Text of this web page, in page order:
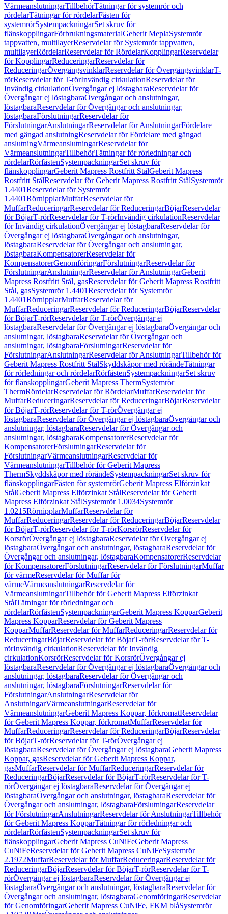
VärmeanslutningarTillbehörTätningar för systemrör och
rördelarTätningar för rördelarFästen för
systemrörSystempackningarSet skruv för
flänskopplingarFörbrukningsmaterialGeberit MeplaSystemrör
tappvatten, multilayerReservdelar för Systemrör tappvatten,
multilayerRördelarReservdelar för RördelarKopplingarReservdelar
för KopplingarReduceringarReservdelar för
ReduceringarÖvergångsvinklarReservdelar för ÖvergångsvinklarT-
rörReservdelar för T-rörInvändig cirkulationReservdelar för
Invändig cirkulationÖvergångar ej löstagbaraReservdelar för
Övergångar ej löstagbaraÖvergångar och anslutningar,
löstagbaraReservdelar för Övergångar och anslutningar,
löstagbaraFörslutningarReservdelar för
FörslutningarAnslutningarReservdelar för AnslutningarFördelare
med gängad anslutningReservdelar för Fördelare med gängad
anslutningVärmeanslutningarReservdelar för
VärmeanslutningarTillbehörTätningar för rörledningar och
rördelarRörfästenSystempackningarSet skruv för
flänskopplingarGeberit Mapress Rostfritt StålGeberit Mapress
Rostfritt StålReservdelar för Geberit Mapress Rostfritt StålSystemrör
1.4401Reservdelar för Systemrör
1.4401RörnipplarMuffarReservdelar för
MuffarReduceringarReservdelar för ReduceringarBöjarReservdelar
för BöjarT-rörReservdelar för T-rörInvändig cirkulationReservdelar
för Invändig cirkulationÖvergångar ej löstagbaraReservdelar för
Övergångar ej löstagbaraÖvergångar och anslutningar,
löstagbaraReservdelar för Övergångar och anslutningar,
löstagbaraKompensatorerReservdelar för
KompensatorerGenomföringarFörslutningarReservdelar för
FörslutningarAnslutningarReservdelar för AnslutningarGeberit
Mapress Rostfritt Stål, gasReservdelar för Geberit Mapress Rostfritt
Stål, gasSystemrör 1.4401Reservdelar för Systemrör
1.4401RörnipplarMuffarReservdelar för
MuffarReduceringarReservdelar för ReduceringarBöjarReservdelar
för BöjarT-rörReservdelar för T-rörÖvergångar ej
löstagbaraReservdelar för Övergångar ej löstagbaraÖvergångar och
anslutningar, löstagbaraReservdelar för Övergångar och
anslutningar, löstagbaraFörslutningarReservdelar för
FörslutningarAnslutningarReservdelar för AnslutningarTillbehör för
Geberit Mapress Rostfritt StålSkyddskåpor med rörändeTätningar
för rörledningar och rördelarRörfästenSystempackningarSet skruv
för flänskopplingarGeberit Mapress ThermSystemrör
ThermRördelarReservdelar för RördelarMuffarReservdelar för
MuffarReduceringarReservdelar för ReduceringarBöjarReservdelar
för BöjarT-rörReservdelar för T-rörÖvergångar ej
löstagbaraReservdelar för Övergångar ej löstagbaraÖvergångar och
anslutningar, löstagbaraReservdelar för Övergångar och
anslutningar, löstagbaraKompensatorerReservdelar för
KompensatorerFörslutningarReservdelar för
FörslutningarVärmeanslutningarReservdelar för
VärmeanslutningarTillbehör för Geberit Mapress
ThermSkyddskåpor med rörändeSystempackningarSet skruv för
flänskopplingarFästen för systemrörGeberit Mapress Elförzinkat
StålGeberit Mapress Elförzinkat StålReservdelar för Geberit
Mapress Elförzinkat StålSystemrör 1.0034Systemrör
1.0215RörnipplarMuffarReservdelar för
MuffarReduceringarReservdelar för ReduceringarBöjarReservdelar
för BöjarT-rörReservdelar för T-rörKorsrörReservdelar för
KorsrörÖvergångar ej löstagbaraReservdelar för Övergångar ej
löstagbaraÖvergångar och anslutningar, löstagbaraReservdelar för
Övergångar och anslutningar, löstagbaraKompensatorerReservdelar
för KompensatorerFörslutningarReservdelar för FörslutningarMuffar
för värmeReservdelar för Muffar för
värmeVärmeanslutningarReservdelar för
VärmeanslutningarTillbehör för Geberit Mapress Elförzinkat
StålTätningar för rörledningar och
rördelarRörfästenSystempackningarGeberit Mapress KopparGeberit
Mapress KopparReservdelar för Geberit Mapress
KopparMuffarReservdelar för MuffarReduceringarReservdelar för
ReduceringarBöjarReservdelar för BöjarT-rörReservdelar för T-
rörInvändig cirkulationReservdelar för Invändig
cirkulationKorsrörReservdelar för KorsrörÖvergångar ej
löstagbaraReservdelar för Övergångar ej löstagbaraÖvergångar och
anslutningar, löstagbaraReservdelar för Övergångar och
anslutningar, löstagbaraFörslutningarReservdelar för
FörslutningarAnslutningarReservdelar för
AnslutningarVärmeanslutningarReservdelar för
VärmeanslutningarGeberit Mapress Koppar, förkromatReservdelar
för Geberit Mapress Koppar, förkromatMuffarReservdelar för
MuffarReduceringarReservdelar för ReduceringarBöjarReservdelar
för BöjarT-rörReservdelar för T-rörÖvergångar ej
löstagbaraReservdelar för Övergångar ej löstagbaraGeberit Mapress
Koppar, gasReservdelar för Geberit Mapress Koppar,
gasMuffarReservdelar för MuffarReduceringarReservdelar för
ReduceringarBöjarReservdelar för BöjarT-rörReservdelar för T-
rörÖvergångar ej löstagbaraReservdelar för Övergångar ej
löstagbaraÖvergångar och anslutningar, löstagbaraReservdelar för
Övergångar och anslutningar, löstagbaraFörslutningarReservdelar
för FörslutningarAnslutningarReservdelar för AnslutningarTillbehör
för Geberit Mapress KopparTätningar för rörledningar och
rördelarRörfästenSystempackningarSet skruv för
flänskopplingarGeberit Mapress CuNiFeGeberit Mapress
CuNiFeReservdelar för Geberit Mapress CuNiFeSystemrör
2.1972MuffarReservdelar för MuffarReduceringarReservdelar för
ReduceringarBöjarReservdelar för BöjarT-rörReservdelar för T-
rörÖvergångar ej löstagbaraReservdelar för Övergångar ej
löstagbaraÖvergångar och anslutningar, löstagbaraReservdelar för
Övergångar och anslutningar, löstagbaraGenomföringarReservdelar
för GenomföringarGeberit Mapress CuNiFe, FKM blåSystemrör